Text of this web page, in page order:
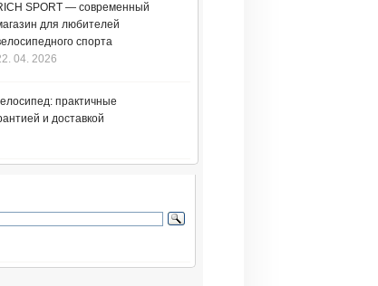
SPORT — современный
для любителей
спорта
04. 2026
практичные
и доставкой